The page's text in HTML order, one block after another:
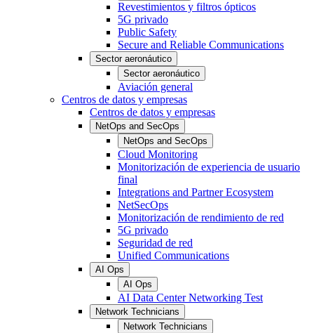
Revestimientos y filtros ópticos
5G privado
Public Safety
Secure and Reliable Communications
Sector aeronáutico
Sector aeronáutico
Aviación general
Centros de datos y empresas
Centros de datos y empresas
NetOps and SecOps
NetOps and SecOps
Cloud Monitoring
Monitorización de experiencia de usuario
final
Integrations and Partner Ecosystem
NetSecOps
Monitorización de rendimiento de red
5G privado
Seguridad de red
Unified Communications
AI Ops
AI Ops
AI Data Center Networking Test
Network Technicians
Network Technicians